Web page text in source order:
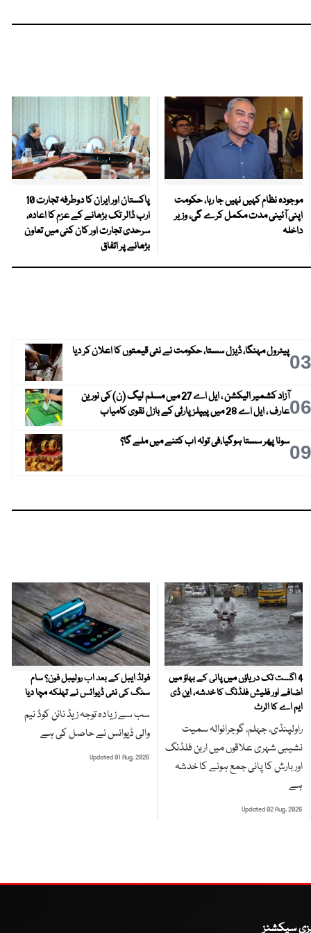
موجودہ نظام کہیں نہیں جا رہا، حکومت
اپنی آئینی مدت مکمل کرے گی، وزیر
داخلہ
پاکستان اور ایران کا دوطرفہ تجارت 10
ارب ڈالر تک بڑھانے کے عزم کا اعادہ،
سرحدی تجارت اور کان کنی میں تعاون
بڑھانے پر اتفاق
03پیٹرول مہنگا، ڈیزل سستا، حکومت نے نئی قیمتوں کا اعلان کر دیا
06
آزاد کشمیر الیکشن ، ایل اے 27 میں مسلم لیگ (ن) کی نورین
عارف ، ایل اے 28 میں پیپلز پارٹی کے بازل نقوی کامیاب
09سونا پھر سستا ہوگیا،فی تولہ اب کتنے میں ملے گا؟
4 اگست تک دریاؤں میں پانی کے بہاؤ میں
اضافے اور فلیش فلڈنگ کا خدشہ، این ڈی
ایم اے کا الرٹ
راولپنڈی، جہلم، گوجرانوالہ سمیت
نشیبی شہری علاقوں میں اربن فلڈنگ
اور بارش کا پانی جمع ہونے کا خدشہ
ہے
Updated 02 Aug, 2026
فولڈ ایبل کے بعد اب رولیبل فون؟ سام
سنگ کی نئی ڈیوائس نے تہلکہ مچا دیا
سب سے زیادہ توجہ زیڈ نائن کوڈ نیم
والی ڈیوائس نے حاصل کی ہے
Updated 01 Aug, 2026
سیکشنز